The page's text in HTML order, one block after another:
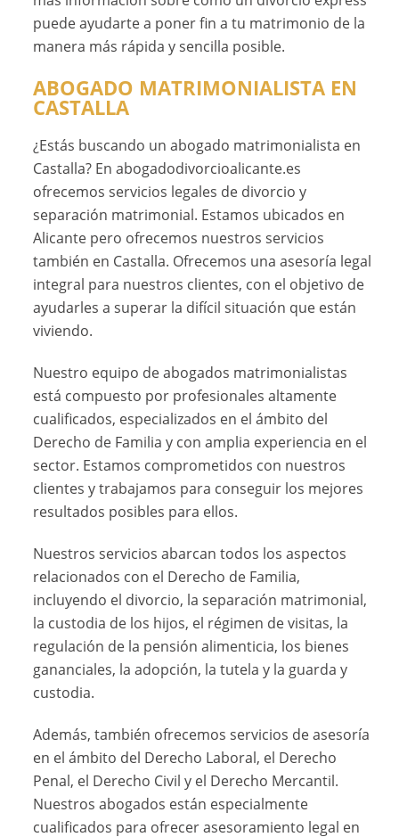
puede ayudarte a poner fin a tu matrimonio de la
manera más rápida y sencilla posible.
ABOGADO MATRIMONIALISTA EN
CASTALLA
¿Estás buscando un abogado matrimonialista en
Castalla? En abogadodivorcioalicante.es
ofrecemos servicios legales de divorcio y
separación matrimonial. Estamos ubicados en
Alicante pero ofrecemos nuestros servicios
también en Castalla. Ofrecemos una asesoría legal
integral para nuestros clientes, con el objetivo de
ayudarles a superar la difícil situación que están
viviendo.
Nuestro equipo de abogados matrimonialistas
está compuesto por profesionales altamente
cualificados, especializados en el ámbito del
Derecho de Familia y con amplia experiencia en el
sector. Estamos comprometidos con nuestros
clientes y trabajamos para conseguir los mejores
resultados posibles para ellos.
Nuestros servicios abarcan todos los aspectos
relacionados con el Derecho de Familia,
incluyendo el divorcio, la separación matrimonial,
la custodia de los hijos, el régimen de visitas, la
regulación de la pensión alimenticia, los bienes
gananciales, la adopción, la tutela y la guarda y
custodia.
Además, también ofrecemos servicios de asesoría
en el ámbito del Derecho Laboral, el Derecho
Penal, el Derecho Civil y el Derecho Mercantil.
Nuestros abogados están especialmente
cualificados para ofrecer asesoramiento legal en